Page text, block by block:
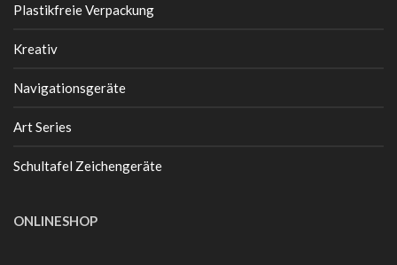
Plastikfreie Verpackung
Kreativ
Navigationsgeräte
Art Series
Schultafel Zeichengeräte
ONLINESHOP